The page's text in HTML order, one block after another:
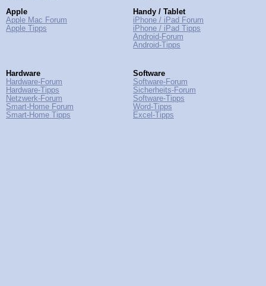
Apple
Apple Mac Forum
Apple Tipps
Handy / Tablet
iPhone / iPad Forum
iPhone / iPad Tipps
Android-Forum
Android-Tipps
Hardware
Hardware-Forum
Hardware-Tipps
Netzwerk-Forum
Smart-Home Forum
Smart-Home Tipps
Software
Software-Forum
Sicherheits-Forum
Software-Tipps
Word-Tipps
Excel-Tipps